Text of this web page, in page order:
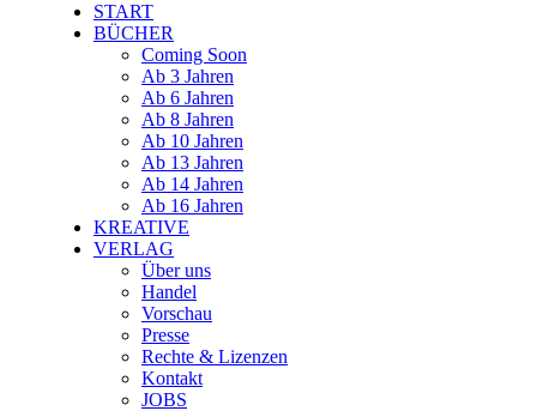
START
BÜCHER
Coming Soon
Ab 3 Jahren
Ab 6 Jahren
Ab 8 Jahren
Ab 10 Jahren
Ab 13 Jahren
Ab 14 Jahren
Ab 16 Jahren
KREATIVE
VERLAG
Über uns
Handel
Vorschau
Presse
Rechte & Lizenzen
Kontakt
JOBS